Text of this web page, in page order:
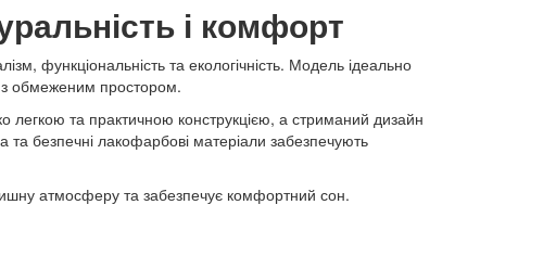
і комфорт
функціональність та екологічність. Модель ідеально
з обмеженим простором.
легкою та практичною конструкцією, а стриманий дизайн
та безпечні лакофарбові матеріали забезпечують
атмосферу та забезпечує комфортний сон.